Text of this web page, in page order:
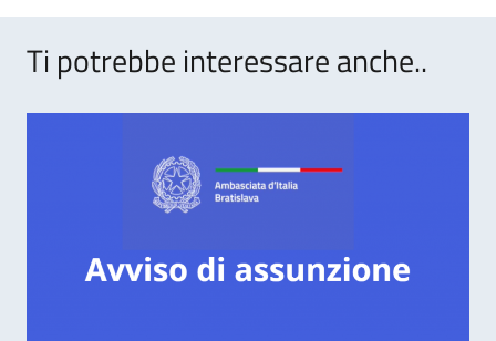
Ti potrebbe interessare anche..